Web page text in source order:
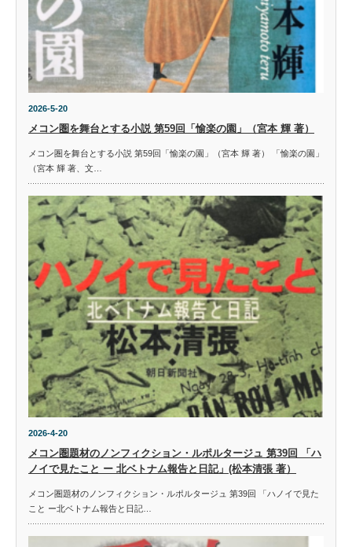
2026-5-20
メコン圏を舞台とする小説 第59回「愉楽の園」（宮本 輝 著）
メコン圏を舞台とする小説 第59回「愉楽の園」（宮本 輝 著） 「愉楽の園」
（宮本 輝 著、文…
2026-4-20
メコン圏題材のノンフィクション・ルポルタージュ 第39回 「ハ
ノイで見たこと ー 北ベトナム報告と日記」(松本清張 著）
メコン圏題材のノンフィクション・ルポルタージュ 第39回 「ハノイで見た
こと ー北ベトナム報告と日記…